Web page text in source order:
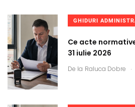
GHIDURI
Ce acte
31 iulie 2026
De la Raluca Dobre .